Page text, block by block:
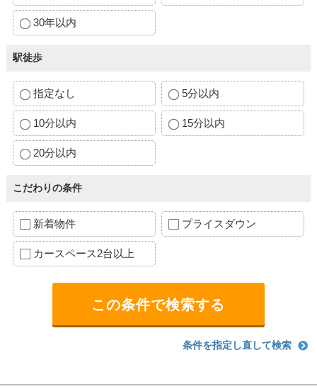
30年以内
駅徒歩
指定なし 5分以内
10分以内 15分以内
20分以内
こだわりの条件
新着物件 プライスダウン
カースペース2台以上
条件を指定し直して検索